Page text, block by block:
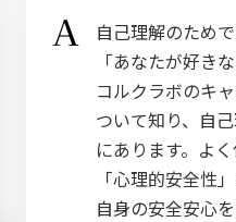
自己理解のためで
「あなたが好き
コルクラボのキ
ついて知り、自
にあります。よ
「心理的安全性
自身の安全安心